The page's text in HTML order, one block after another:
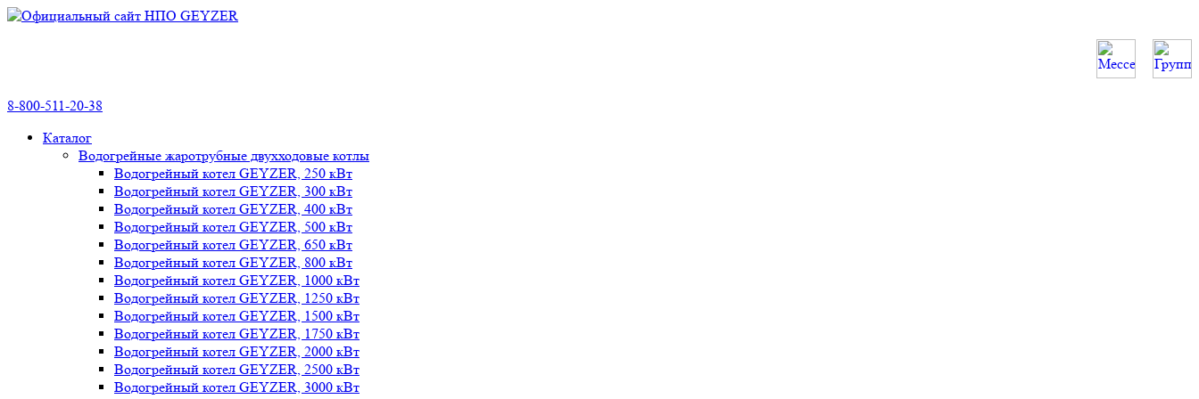
8-800-511-20-38
Каталог
Водогрейные жаротрубные двухходовые котлы
Водогрейный котел GEYZER, 250 кВт
Водогрейный котел GEYZER, 300 кВт
Водогрейный котел GEYZER, 400 кВт
Водогрейный котел GEYZER, 500 кВт
Водогрейный котел GEYZER, 650 кВт
Водогрейный котел GEYZER, 800 кВт
Водогрейный котел GEYZER, 1000 кВт
Водогрейный котел GEYZER, 1250 кВт
Водогрейный котел GEYZER, 1500 кВт
Водогрейный котел GEYZER, 1750 кВт
Водогрейный котел GEYZER, 2000 кВт
Водогрейный котел GEYZER, 2500 кВт
Водогрейный котел GEYZER, 3000 кВт